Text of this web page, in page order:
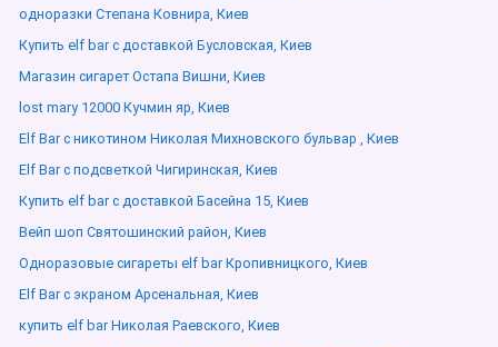
одноразки Степана Ковнира, Киев
Купить elf bar с доставкой Бусловская, Киев
Магазин сигарет Остапа Вишни, Киев
lost mary 12000 Кучмин яр, Киев
Elf Bar с никотином Николая Михновского бульвар , Киев
Elf Bar с подсветкой Чигиринская, Киев
Купить elf bar с доставкой Басейна 15, Киев
Вейп шоп Святошинский район, Киев
Одноразовые сигареты elf bar Кропивницкого, Киев
Elf Bar с экраном Арсенальная, Киев
купить elf bar Николая Раевского, Киев